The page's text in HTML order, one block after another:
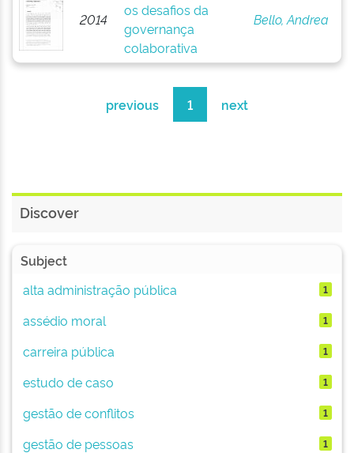
2014
os desafios da
governança
colaborativa
Bello, Andrea
previous 1 next
Discover
Subject
alta administração pública
1
assédio moral 1
carreira pública 1
estudo de caso 1
gestão de conflitos 1
gestão de pessoas 1